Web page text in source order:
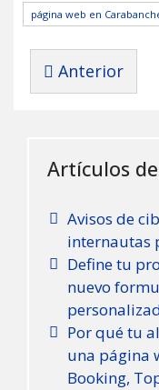
página web en
Artículo
Anterior
Artículos
Avisos de
internautas
Define tu
nuevo
Por qué tu
una página
Booking,